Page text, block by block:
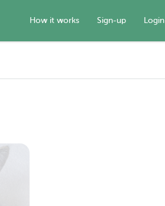
How it works Sign-up Login